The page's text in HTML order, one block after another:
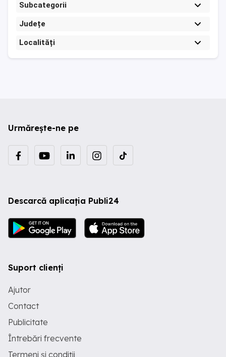
Subcategorii
Județe
Localități
Urmărește-ne pe
Descarcă aplicația Publi24
Suport clienți
Ajutor
Contact
Publicitate
Întrebări frecvente
Termeni și condiții